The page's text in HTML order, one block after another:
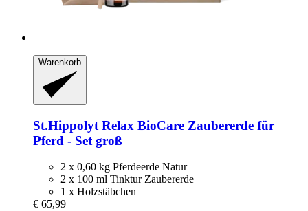
Warenkorb
St.Hippolyt Relax BioCare Zaubererde für
Pferd -​ Set groß
2 x 0,60 kg Pferdeerde Natur
2 x 100 ml Tinktur Zaubererde
1 x Holzstäbchen
€ 65,99